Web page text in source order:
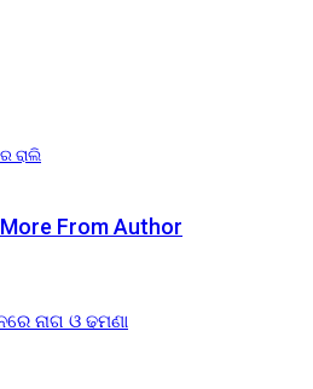
ରାଲି
More From Author
ନାଗ ଓ ଢମଣା